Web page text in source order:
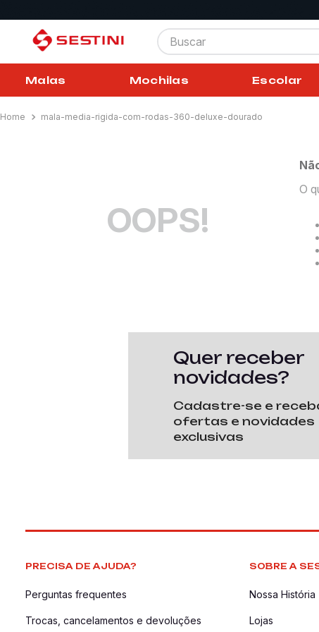
Buscar
Malas Mochilas Escolar
mala-media-rigida-com-rodas-360-deluxe-dourado
OOPS!
O
Quer receber
novidades?
Cadastre-se e
ofertas e novidades
exclusivas
PRECISA DE AJUDA?
Perguntas frequentes
Trocas, cancelamentos e devoluções
SOBRE A
Nossa História
Lojas